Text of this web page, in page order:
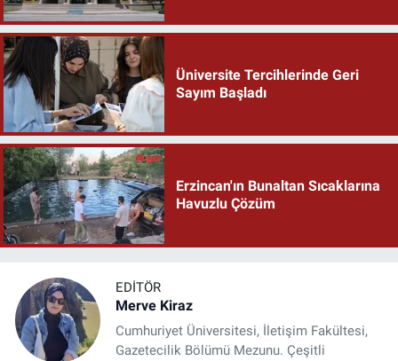
Üniversite Tercihlerinde Geri
Sayım Başladı
Erzincan'ın Bunaltan Sıcaklarına
Havuzlu Çözüm
EDITÖR
Merve Kiraz
Cumhuriyet Üniversitesi, İletişim Fakültesi,
Gazetecilik Bölümü Mezunu. Çeşitli